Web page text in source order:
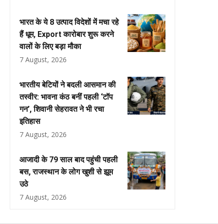
भारत के ये 8 उत्पाद विदेशों में मचा रहे
हैं धूम, Export कारोबार शुरू करने
वालों के लिए बड़ा मौका
7 August, 2026
भारतीय बेटियों ने बदली आसमान की
तस्वीर: भावना कंठ बनीं पहली ‘टॉप
गन’, शिवानी सेहरावत ने भी रचा
इतिहास
7 August, 2026
आजादी के 79 साल बाद पहुंची पहली
बस, राजस्थान के लोग खुशी से झूम
उठे
7 August, 2026